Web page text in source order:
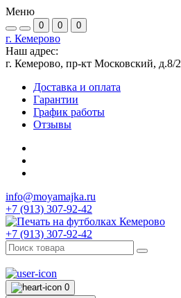
Меню
0 0 0
г. Кемерово
Наш адрес:
г. Кемерово, пр-кт Московский, д.8/2
Доставка и оплата
Гарантии
График работы
Отзывы
info@moyamajka.ru
+7 (913) 307-92-42
+7 (913) 307-92-42
0